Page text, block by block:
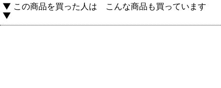
▼ この商品を買った人は こんな商品も買っています
▼